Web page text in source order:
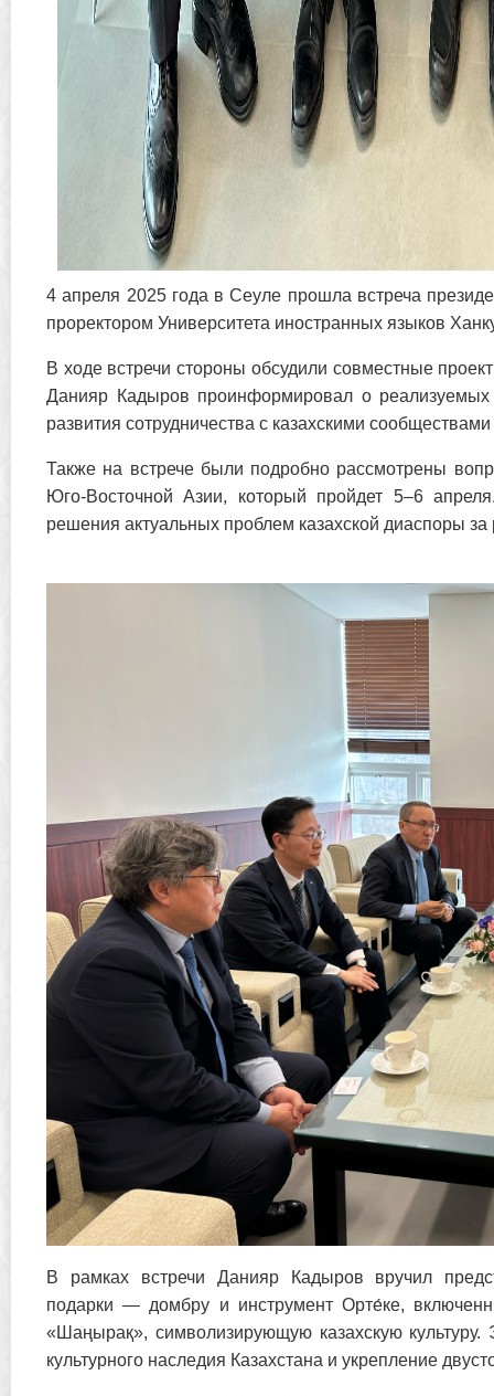
4 апреля 2025 года в Сеуле прошла встреча
проректором Университета иностранных языков
В ходе встречи стороны обсудили совместные
Данияр Кадыров проинформировал о
развития сотрудничества с казахскими
Также на встрече были подробно рассмотрены
Юго-Восточной Азии, который пройдет 5–6
решения актуальных проблем казахской диаспоры
В рамках встречи Данияр Кадыров вручил
подарки — домбру и инструмент Орте́ке,
«Шаңырақ», символизирующую казахскую
культурного наследия Казахстана и укрепление